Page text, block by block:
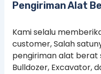
Pengiriman Alat
Kami selalu
customer, Salah
pengiriman alat berat
Bulldozer, Excavator,